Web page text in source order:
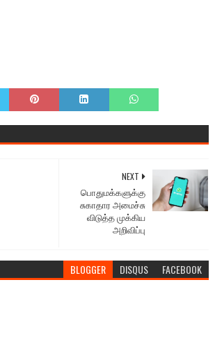
NEXT
பொதுமக்களுக்கு
சுகாதார அமைச்சு
விடுத்த முக்கிய
அறிவிப்பு
BLOGGER DISQUS FACEBOOK